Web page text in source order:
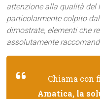
attenzione alla qualità del
particolarmente colpito
dimostrate, elementi che
assolutamente
Chiama con
Amatica, la